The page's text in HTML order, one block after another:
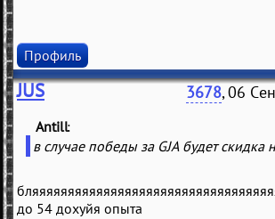
Профиль
JUS 3678, 06
Antill
в случае победы за GJA будет скидка
до 54 дохуйя опыта